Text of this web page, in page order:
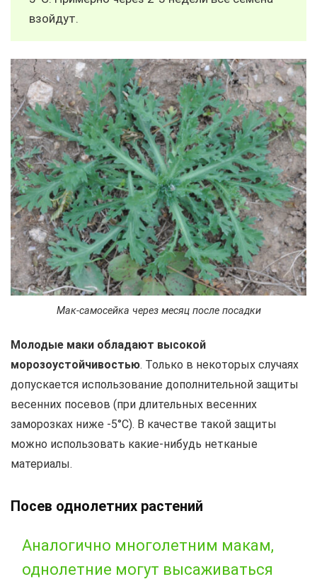
взойдут.
Мак-самосейка через месяц после посадки
Молодые маки обладают высокой
морозоустойчивостью. Только в некоторых случаях
допускается использование дополнительной защиты
весенних посевов (при длительных весенних
заморозках ниже -5°С). В качестве такой защиты
можно использовать какие-нибудь нетканые
материалы.
Посев однолетних растений
Аналогично многолетним макам,
однолетние могут высаживаться